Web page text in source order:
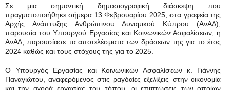
Σε μια σημαντική δημοσιογραφική διάσκεψη που
πραγματοποιήθηκε σήμερα 13 Φεβρουαρίου 2025, στα γραφεία της
Αρχής Ανάπτυξης Ανθρώπινου Δυναμικού Κύπρου (ΑνΑΔ),
παρουσία του Υπουργού Εργασίας και Κοινωνικών Ασφαλίσεων, η
ΑνΑΔ, παρουσίασε τα αποτελέσματα των δράσεων της για το έτος
2024 καθώς και τους στόχους της για το 2025.
Ο Υπουργός Εργασίας και Κοινωνικών Ασφαλίσεων κ. Γιάννης
Παναγιώτου, αναφερόμενος στις ραγδαίες εξελίξεις στην οικονομία
και την αγορά εργασίας του τόπου, οι επιπτώσεις των οποίων